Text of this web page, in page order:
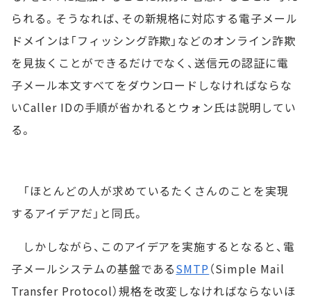
られる。そうなれば、その新規格に対応する電子メール
ドメインは「フィッシング詐欺」などのオンライン詐欺
を見抜くことができるだけでなく、送信元の認証に電
子メール本文すべてをダウンロードしなければならな
いCaller IDの手順が省かれるとウォン氏は説明してい
る。
「ほとんどの人が求めているたくさんのことを実現
するアイデアだ」と同氏。
しかしながら、このアイデアを実施するとなると、電
子メールシステムの基盤であるSMTP（Simple Mail
Transfer Protocol）規格を改変しなければならないほ